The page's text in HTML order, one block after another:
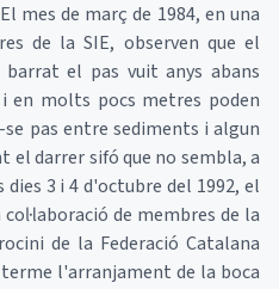
mes de març de 1984, en una
de la SIE, observen que el
el pas vuit anys abans
en molts pocs metres poden
pas entre sediments i algun
darrer sifó que no sembla, a
3 i 4 d'octubre del 1992, el
de membres de la
de la Federació Catalana
l'arranjament de la boca